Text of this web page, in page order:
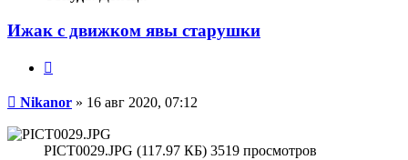
Ижак с движком явы старушки
Сообщение
Nikanor » 16 авг 2020, 07:12
PICT0029.JPG (117.97 КБ) 3519 просмотров